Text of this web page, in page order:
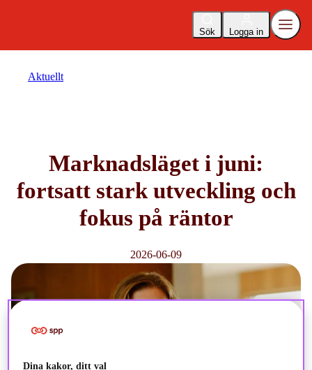
Sök Logga in
Aktuellt
Marknadsläget i juni:
fortsatt stark utveckling och
fokus på räntor
2026-06-09
Dina kakor, ditt val